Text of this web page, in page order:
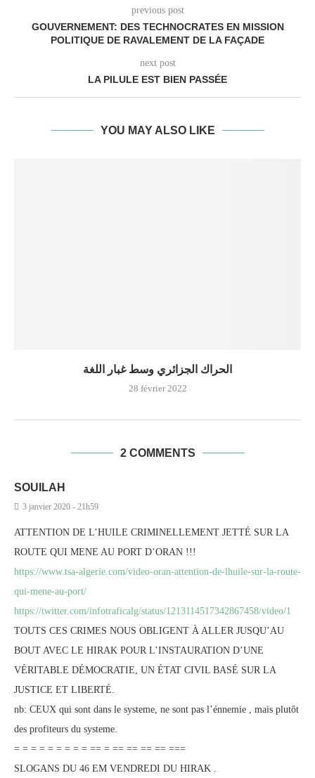
previous post
GOUVERNEMENT: DES TECHNOCRATES EN MISSION
POLITIQUE DE RAVALEMENT DE LA FAÇADE
next post
LA PILULE EST BIEN PASSÉE
YOU MAY ALSO LIKE
الحراك الجزائري وسط غبار اللغة
28 février 2022
2 COMMENTS
SOUILAH
3 janvier 2020 - 21h59
ATTENTION DE L’HUILE CRIMINELLEMENT JETTÉ SUR LA
ROUTE QUI MENE AU PORT D’ORAN !!!
https://www.tsa-algerie.com/video-oran-attention-de-lhuile-sur-la-route-
qui-mene-au-port/
https://twitter.com/infotraficalg/status/1213114517342867458/video/1
TOUTS CES CRIMES NOUS OBLIGENT À ALLER JUSQU’AU
BOUT AVEC LE HIRAK POUR L’INSTAURATION D’UNE
VÉRITABLE DÉMOCRATIE, UN ÉTAT CIVIL BASÉ SUR LA
JUSTICE ET LIBERTÉ.
nb: CEUX qui sont dans le systeme, ne sont pas l’énnemie , mais plutôt
des profiteurs du systeme.
= = = = = = = = = == = == == == == ===
SLOGANS DU 46 EM VENDREDI DU HIRAK .